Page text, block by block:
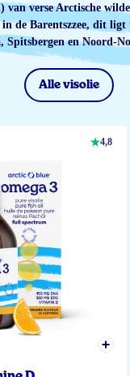
van verse Arctische
de Barentszzee, dit ligt
Spitsbergen en Noord-
Alle visolie
4,8